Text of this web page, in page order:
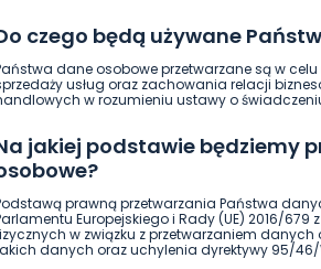
czego będą używane
dane osobowe przetwarzane są w
usług oraz zachowania relacji
w rozumieniu ustawy o
jakiej podstawie będziemy
prawną przetwarzania Państwa
Europejskiego i Rady (UE) 2016/
w związku z przetwarzaniem
danych oraz uchylenia dyrektywy 95/46/